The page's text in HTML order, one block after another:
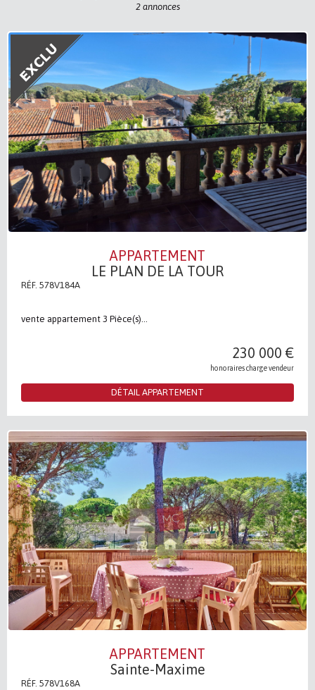
2 annonces
APPARTEMENT
LE PLAN DE LA TOUR
RÉF. 578V184A
vente appartement 3 Pièce(s)...
230 000 €
honoraires charge vendeur
DÉTAIL APPARTEMENT
APPARTEMENT
Sainte-Maxime
RÉF. 578V168A